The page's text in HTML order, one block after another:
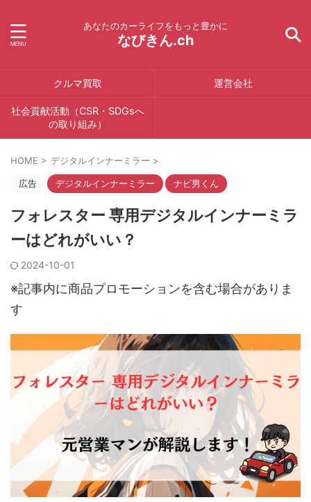
あなたのカーライフをもっと豊かに
なびきん.ch
クルマ買取 運営会社
社会貢献活動（CSR・SDGsへ
の取り組み）
HOME > デジタルインナーミラー >
広告 デジタルインナーミラー ナビ男くん
フォレスター 専用デジタルインナーミラ
ーはどれがいい？
2024-10-01
※記事内に商品プロモーションを含む場合がありま
す